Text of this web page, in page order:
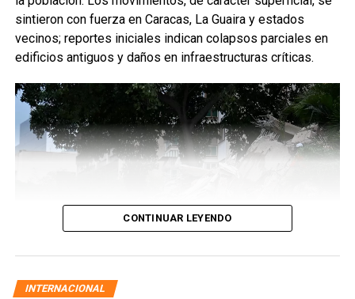
sintieron con fuerza en Caracas, La Guaira y estados
vecinos; reportes iniciales indican colapsos parciales en
edificios antiguos y daños en infraestructuras críticas.
CONTINUAR LEYENDO
INTERNACIONAL